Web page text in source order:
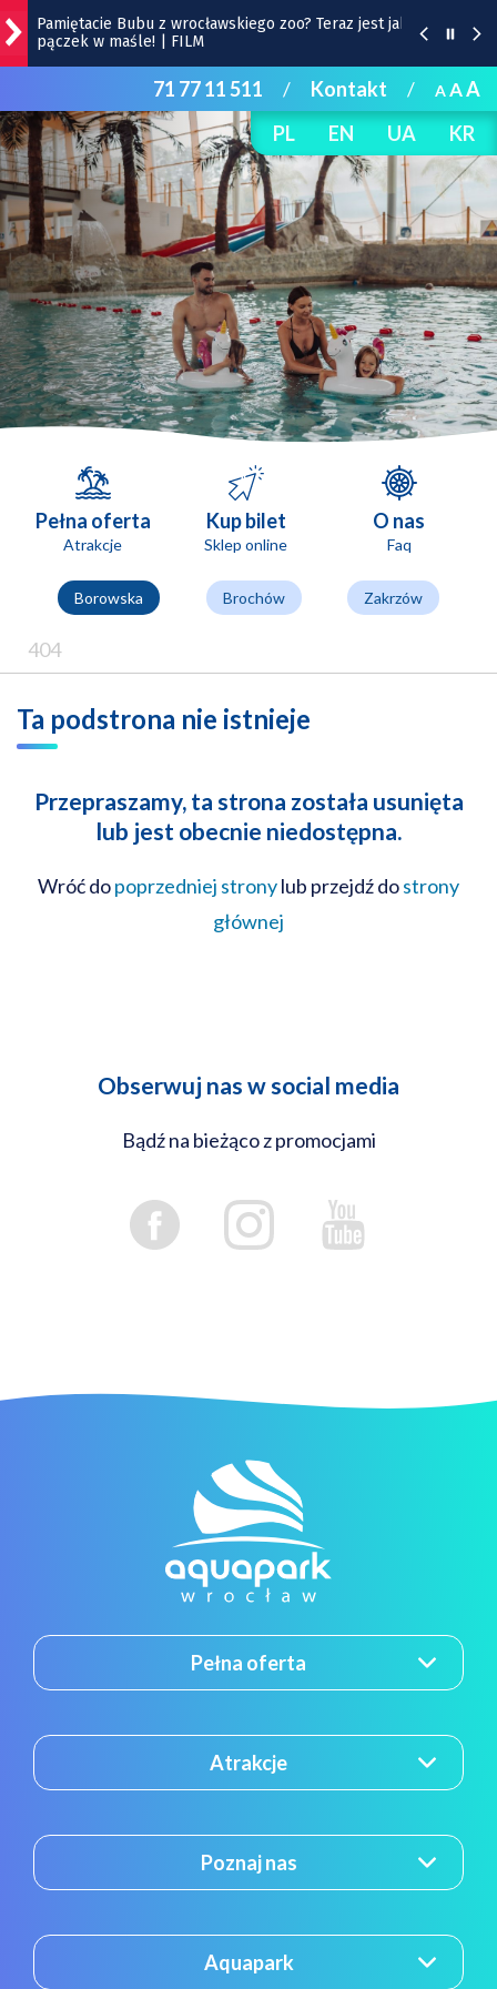
Pamiętacie Bubu z wrocławskiego zoo? Teraz jest jak
pączek w maśle! | FILM
BIOletyn: jest już nowy numer kwartalnika
Ekosystemu
Śląsk – Cracovia, 9 sierpnia na Tarczyński Arena
|TRANSMISJA
Wrocław na weekend 7-9 sierpnia 2026 r.
[WYDARZENIA]
Wrocławska Potańcówka w sobotę, 8 sierpnia
71 77 11 511 / Kontakt / AAA
PL
EN UA KR
Pełna oferta
Atrakcje
Kup bilet
Sklep online
O nas
Faq
Borowska Brochów Zakrzów
404
Ta podstrona nie istnieje
Przepraszamy, ta strona została usunięta
lub jest obecnie niedostępna.
Wróć dopoprzedniej stronylub przejdź dostrony
głównej
Obserwuj nas w social media
Bądź na bieżąco z promocjami
Pełna oferta
Atrakcje
Poznaj nas
Aquapark